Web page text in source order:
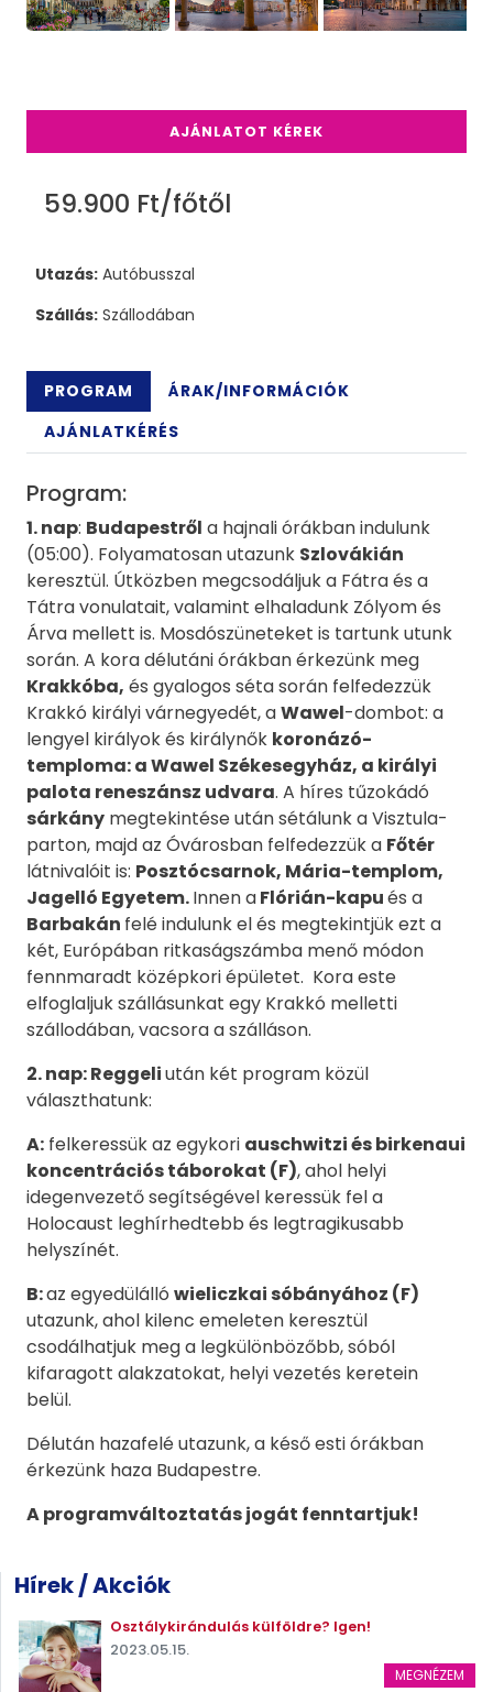
AJÁNLATOT KÉREK
59.900 Ft/főtől
Utazás: Autóbusszal
Szállás: Szállodában
PROGRAM
ÁRAK/INFORMÁCIÓK
AJÁNLATKÉRÉS
Program:
1. nap: Budapestről a hajnali órákban indulunk
(05:00). Folyamatosan utazunk Szlovákián
keresztül. Útközben megcsodáljuk a Fátra és a
Tátra vonulatait, valamint elhaladunk Zólyom és
Árva mellett is. Mosdószüneteket is tartunk utunk
során. A kora délutáni órákban érkezünk meg
Krakkóba, és gyalogos séta során felfedezzük
Krakkó királyi várnegyedét, aWawel-dombot: a
lengyel királyok és királynők koronázó-
temploma: a Wawel Székesegyház, a királyi
palota reneszánsz udvara. A híres tűzokádó
sárkány megtekintése után sétálunk a Visztula-
parton, majd az Óvárosban felfedezzük a Főtér
látnivalóit is: Posztócsarnok, Mária-templom,
Jagelló Egyetem.Innen aFlórián-kapués a
Barbakán felé indulunk el és megtekintjük ezt a
két, Európában ritkaságszámba menő módon
fennmaradt középkori épületet. Kora este
elfoglaljuk szállásunkat egy Krakkó melletti
szállodában, vacsora a szálláson.
2. nap: Reggeliután két program közül
választhatunk:
A: felkeressük az egykori auschwitzi és birkenaui
koncentrációstáborokat (F), ahol helyi
idegenvezető segítségével keressük fel a
Holocaust leghírhedtebb és legtragikusabb
helyszínét.
B:az egyedülálló wieliczkai sóbányához (F)
utazunk, ahol kilenc emeleten keresztül
csodálhatjuk meg a legkülönbözőbb, sóból
kifaragott alakzatokat, helyi vezetés keretein
belül.
Délután hazafelé utazunk, a késő esti órákban
érkezünk haza Budapestre.
A programváltoztatás jogát fenntartjuk!
Hírek / Akciók
Osztálykirándulás külföldre? Igen!
2023.05.15.
MEGNÉZEM